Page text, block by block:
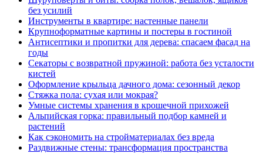
без усилий
Инструменты в квартире: настенные панели
Крупноформатные картины и постеры в гостиной
Антисептики и пропитки для дерева: спасаем фасад на
годы
Секаторы с возвратной пружиной: работа без усталости
кистей
Оформление крыльца дачного дома: сезонный декор
Стяжка пола: сухая или мокрая?
Умные системы хранения в крошечной прихожей
Альпийская горка: правильный подбор камней и
растений
Как сэкономить на стройматериалах без вреда
Раздвижные стены: трансформация пространства